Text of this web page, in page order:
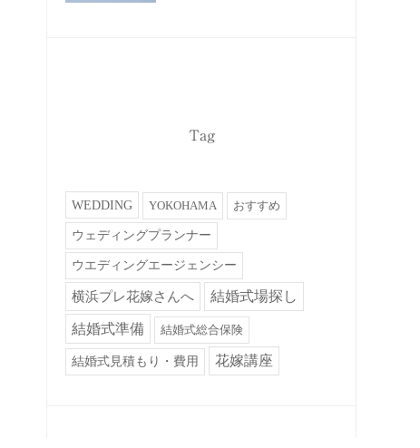
Tag
WEDDING YOKOHAMA おすすめ
ウェディングプランナー
ウエディングエージェンシー
横浜プレ花嫁さんへ 結婚式場探し
結婚式準備 結婚式総合保険
結婚式見積もり・費用 花嫁講座